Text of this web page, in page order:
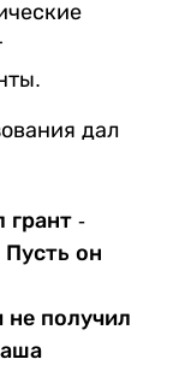
дал
грант -
он
не получил